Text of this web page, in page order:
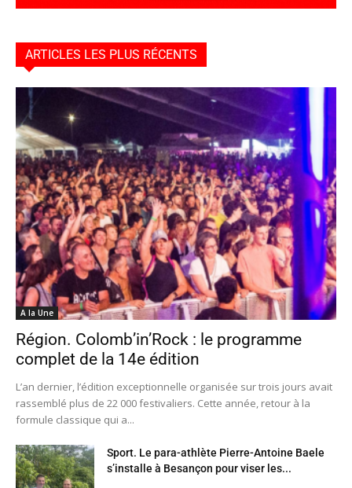
ARTICLES LES PLUS RÉCENTS
A la Une
Région. Colomb’in’Rock : le programme
complet de la 14e édition
L’an dernier, l’édition exceptionnelle organisée sur trois jours avait
rassemblé plus de 22 000 festivaliers. Cette année, retour à la
formule classique qui a...
Sport. Le para-athlète Pierre-Antoine Baele
s’installe à Besançon pour viser les...